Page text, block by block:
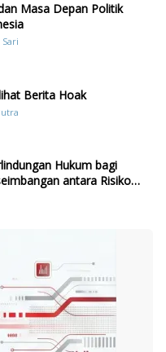
Masa Depan Politik
Berita Hoak
Hukum bagi
antara Risiko